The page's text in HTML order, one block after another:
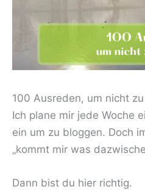
100 Ausreden, um nicht
Ich plane mir jede Woche
ein um zu bloggen. Doch
„kommt mir was
Dann bist du hier richtig.